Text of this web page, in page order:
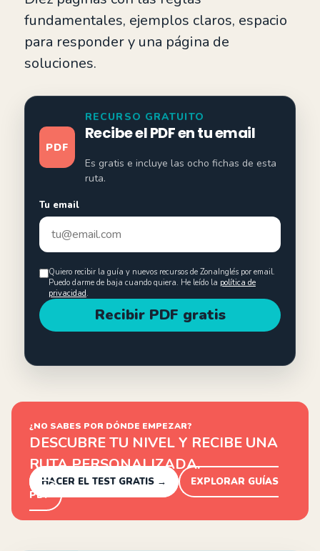
fundamentales, ejemplos claros, espacio
para responder y una página de
soluciones.
PDF
RECURSO GRATUITO
Recibe el PDF en tu email
Es gratis e incluye las ocho fichas de esta
ruta.
Tu email
Quiero recibir la guía y nuevos recursos de ZonaInglés por email.
Puedo darme de baja cuando quiera. He leído la política de
privacidad.
Recibir PDF gratis
¿NO SABES POR DÓNDE EMPEZAR?
DESCUBRE TU NIVEL Y RECIBE UNA
RUTA PERSONALIZADA.
HACER EL TEST GRATIS →
EXPLORAR GUÍAS
PDF